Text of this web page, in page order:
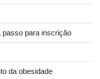
passo para inscrição
da obesidade